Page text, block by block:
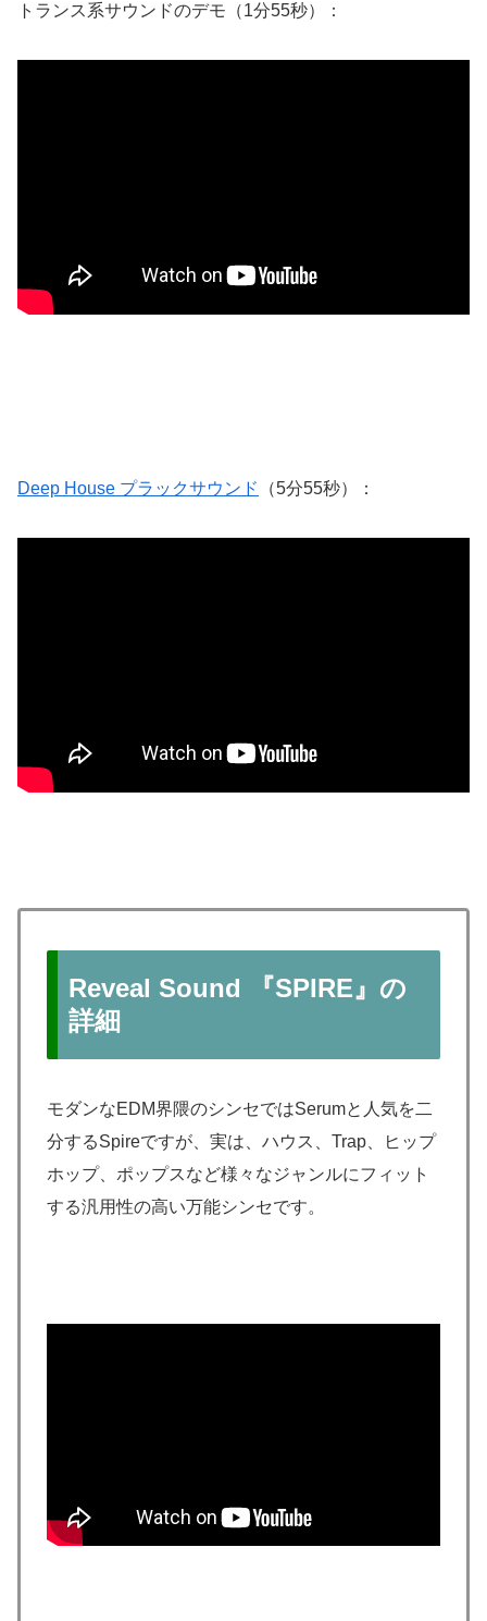
トランス系サウンドのデモ（1分55秒）：
Deep House プラックサウンド （5分55秒）：
Reveal Sound 『SPIRE』の
詳細
モダンなEDM界隈のシンセではSerumと人気を二
分するSpireですが、実は、ハウス、Trap、ヒップ
ホップ、ポップスなど様々なジャンルにフィット
する汎用性の高い万能シンセです。